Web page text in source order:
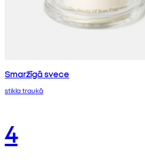
Smaržīgā svece
stikla traukā
4